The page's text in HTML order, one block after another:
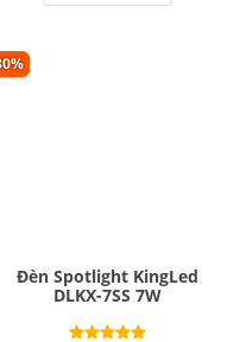
Đèn Spotlight KingLed
DLKX-7SS 7W